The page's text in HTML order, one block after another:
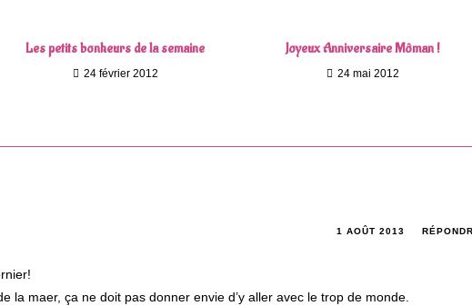
Les petits bonheurs de la semaine
24 février 2012
Joyeux Anniversaire Môman !
24 mai 2012
1 AOÛT 2013
la maer, ça ne doit pas donner envie d’y aller avec le trop de monde.